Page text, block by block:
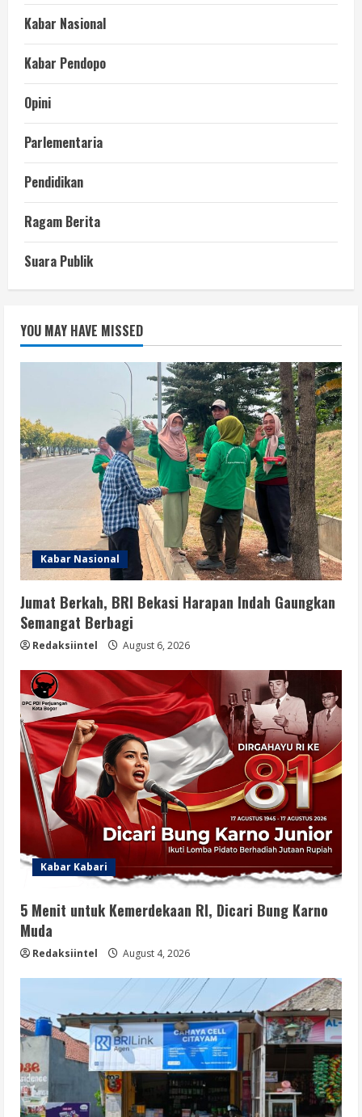
Kabar Nasional
Kabar Pendopo
Opini
Parlementaria
Pendidikan
Ragam Berita
Suara Publik
YOU MAY HAVE MISSED
Kabar Nasional
Jumat Berkah, BRI Bekasi Harapan Indah Gaungkan
Semangat Berbagi
Redaksiintel August 6, 2026
Kabar Kabari
5 Menit untuk Kemerdekaan RI, Dicari Bung Karno
Muda
Redaksiintel August 4, 2026